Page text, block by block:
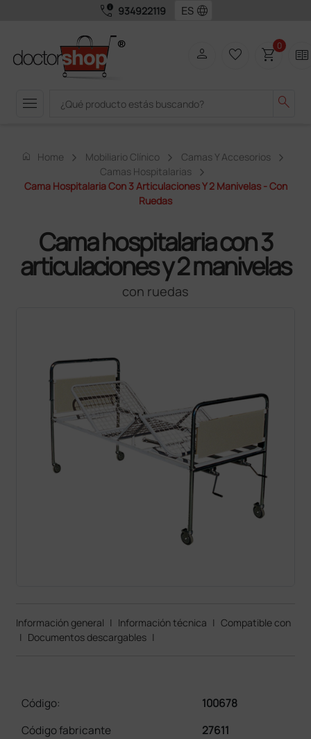
call_quality 934922119 language
menu search
person favorite_border shopping_cart0 two_pager
home Home Mobiliario Clínico
Camas Y Accesorios
Camas Hospitalarias
Cama Hospitalaria Con 3 Articulaciones Y 2 Manivelas - Con
Ruedas
Cama hospitalaria con 3
articulaciones y 2 manivelas
con ruedas
Información general | Información técnica | Compatible con
| Documentos descargables |
Código:
100678
Código fabricante
27611